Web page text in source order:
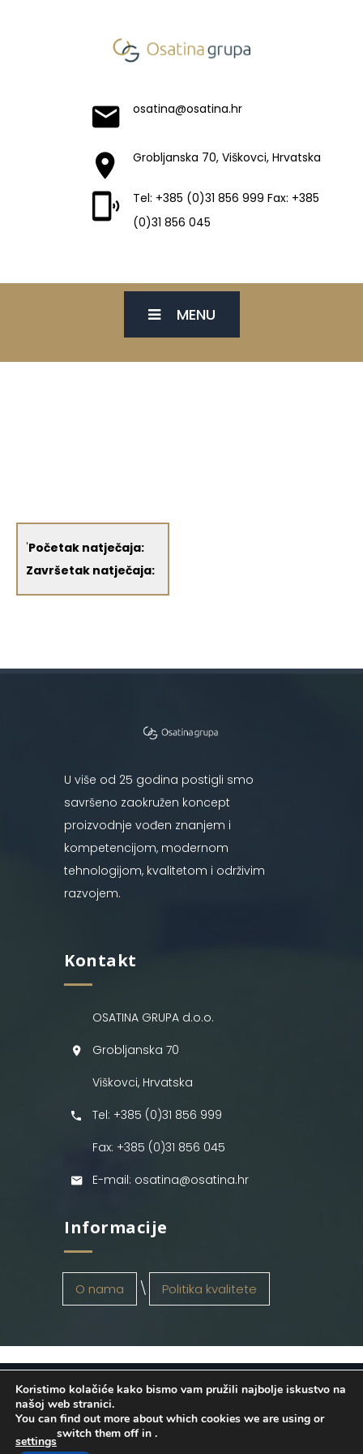
osatina@osatina.hr
Grobljanska 70, Viškovci, Hrvatska
Tel: +385 (0)31 856 999 Fax: +385
(0)31 856 045
MENU
'Početak natječaja:
Završetak natječaja:
U više od 25 godina postigli smo
savršeno zaokružen koncept
proizvodnje vođen znanjem i
kompetencijom, modernom
tehnologijom, kvalitetom i održivim
razvojem.
Kontakt
OSATINA GRUPA d.o.o.
Grobljanska 70
Viškovci, Hrvatska
Tel: +385 (0)31 856 999
Fax: +385 (0)31 856 045
E-mail: osatina@osatina.hr
Informacije
O nama Politika kvalitete
OSATINA GRUPA d.o.o. 2026
. Configured
byINFOS Osijek. Sva prava pridržana.
Koristimo kolačiće kako bismo vam pružili najbolje iskustvo na
našoj web stranici.
You can find out more about which cookies we are using or
switch them off in
settings
.